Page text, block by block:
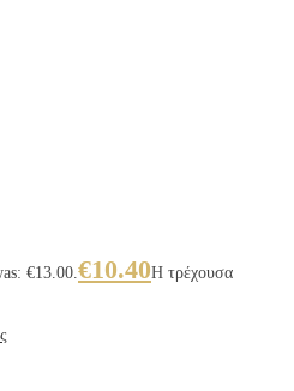
€13.00.€10.40Η τρέχουσα